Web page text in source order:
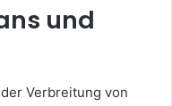
und
Verbreitung von